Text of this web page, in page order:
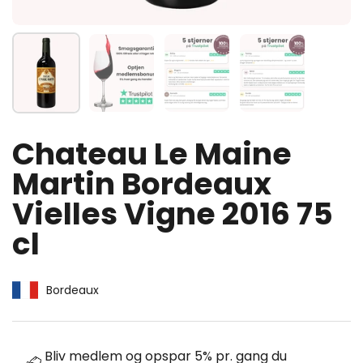
Vis slide 1 Vis slide 3 Vis slide 4
Chateau Le Maine
Martin Bordeaux
Vielles Vigne 2016 75
cl
Bordeaux
Bliv medlem og opspar 5% pr. gang du